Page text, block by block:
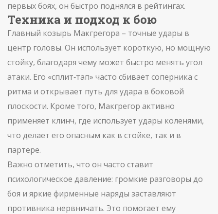
первых боях, он быстро поднялся в рейтингах.
Техника и подход к бою
Главный козырь Макгрегора – точные удары в
центр головы. Он использует короткую, но мощную
стойку, благодаря чему может быстро менять угол
атаки. Его «сплит‑тап» часто сбивает соперника с
ритма и открывает путь для удара в боковой
плоскости. Кроме того, Макгрегор активно
применяет клинч, где использует удары коленями,
что делает его опасным как в стойке, так и в
партере.
Важно отметить, что он часто ставит
психологическое давление: громкие разговоры до
боя и яркие фирменные наряды заставляют
противника нервничать. Это помогает ему